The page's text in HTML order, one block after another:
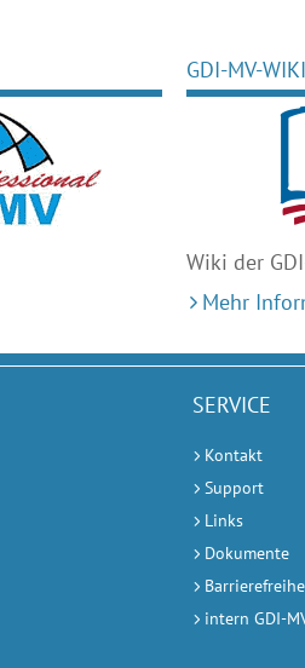
GDI-MV-WIKI
Wiki der
Mehr
SERVICE
Kontakt
Support
Links
Dokumente
intern GDI-